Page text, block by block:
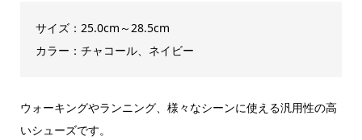
サイズ：25.0cm～28.5cm
カラー：チャコール、ネイビー
ウォーキングやランニング、様々なシーンに使える汎用性の高
いシューズです。